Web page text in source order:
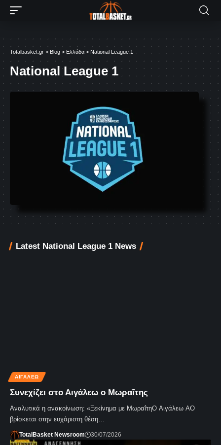
Totalbasket.gr > Blog > Ελλάδα > National League 1
National League 1
Latest National League 1 News
ΑΙΓΆΛΕΩ
Συνεχίζει στο Αιγάλεω ο Μωραΐτης
Αναλυτικά η ανακοίνωση: «Ξεκίνημα με ΜωραΐτηΟ Αιγάλεω ΑΟ
βρίσκεται στην ευχάριστη θέση…
TotalBasket Newsroom 30/07/2026